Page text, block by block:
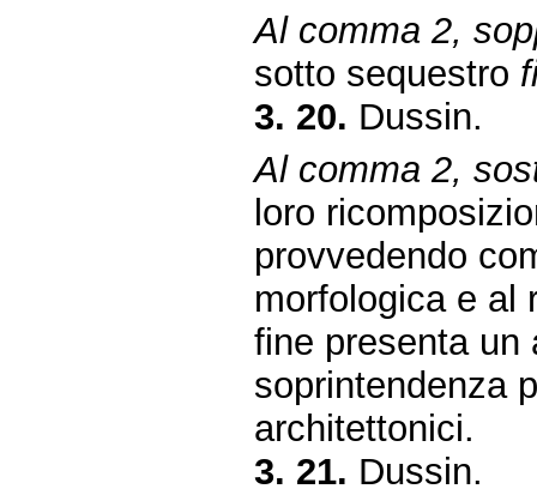
Al comma 2,
sotto sequestro
3. 20. Dussin.
Al comma 2,
loro
provvedendo
morfologica e al
fine presenta un
soprintendenza
architettonici.
3. 21. Dussin.